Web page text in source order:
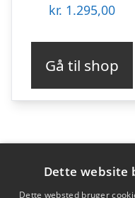
kr. 1.295,00
Gå til shop
Varekategorier
Produkter
Dette website
Dette websted bruger